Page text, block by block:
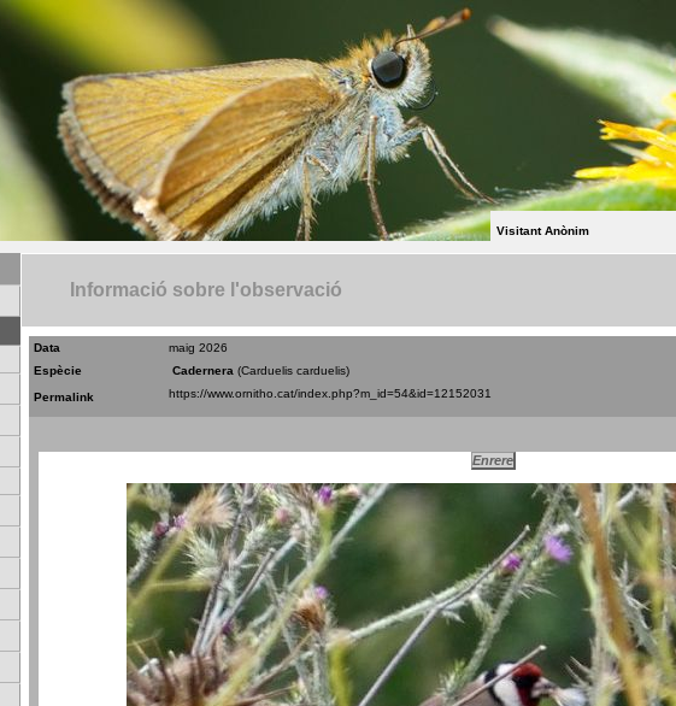
Visitant Anònim
Informació sobre l'observació
Data
maig 2026
Espècie
Cadernera (Carduelis carduelis)
Permalink